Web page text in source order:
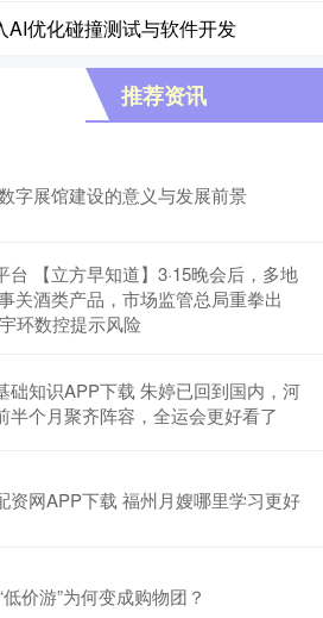
AI优化碰撞测试与软件开发
推荐资讯
字展馆建设的意义与发展前景
台 【立方早知道】3·15晚会后，多地
关酒类产品，市场监管总局重拳出
环数控提示风险
础知识APP下载 朱婷已回到国内，河
半个月聚齐阵容，全运会更好看了
资网APP下载 福州月嫂哪里学习更好
价游”为何变成购物团？